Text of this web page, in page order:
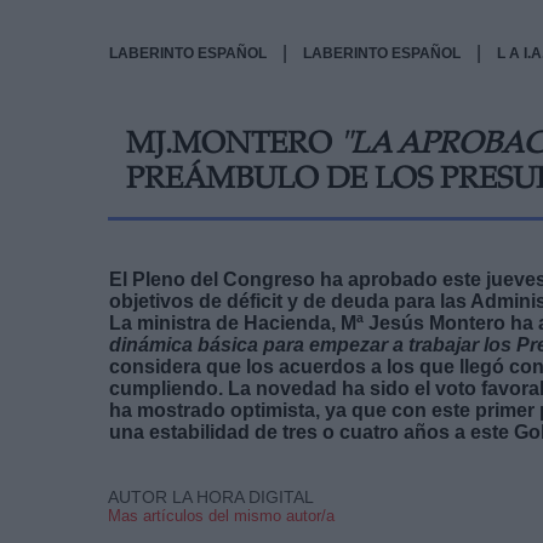
LABERINTO ESPAÑOL LABERINTO ESPAÑOL L A
MJ.MONTERO "LA
PREÁMBULO DE LOS
El Pleno del Congreso ha aprobado este
objetivos de déficit y de deuda para las
La ministra de Hacienda, Mª Jesús Montero
dinámica básica para empezar a trabajar los
considera que los acuerdos a los que llegó
cumpliendo. La novedad ha sido el voto
ha mostrado optimista, ya que con este
una estabilidad de tres o cuatro años a este
AUTOR LA HORA DIGITAL
Mas artículos del mismo autor/a